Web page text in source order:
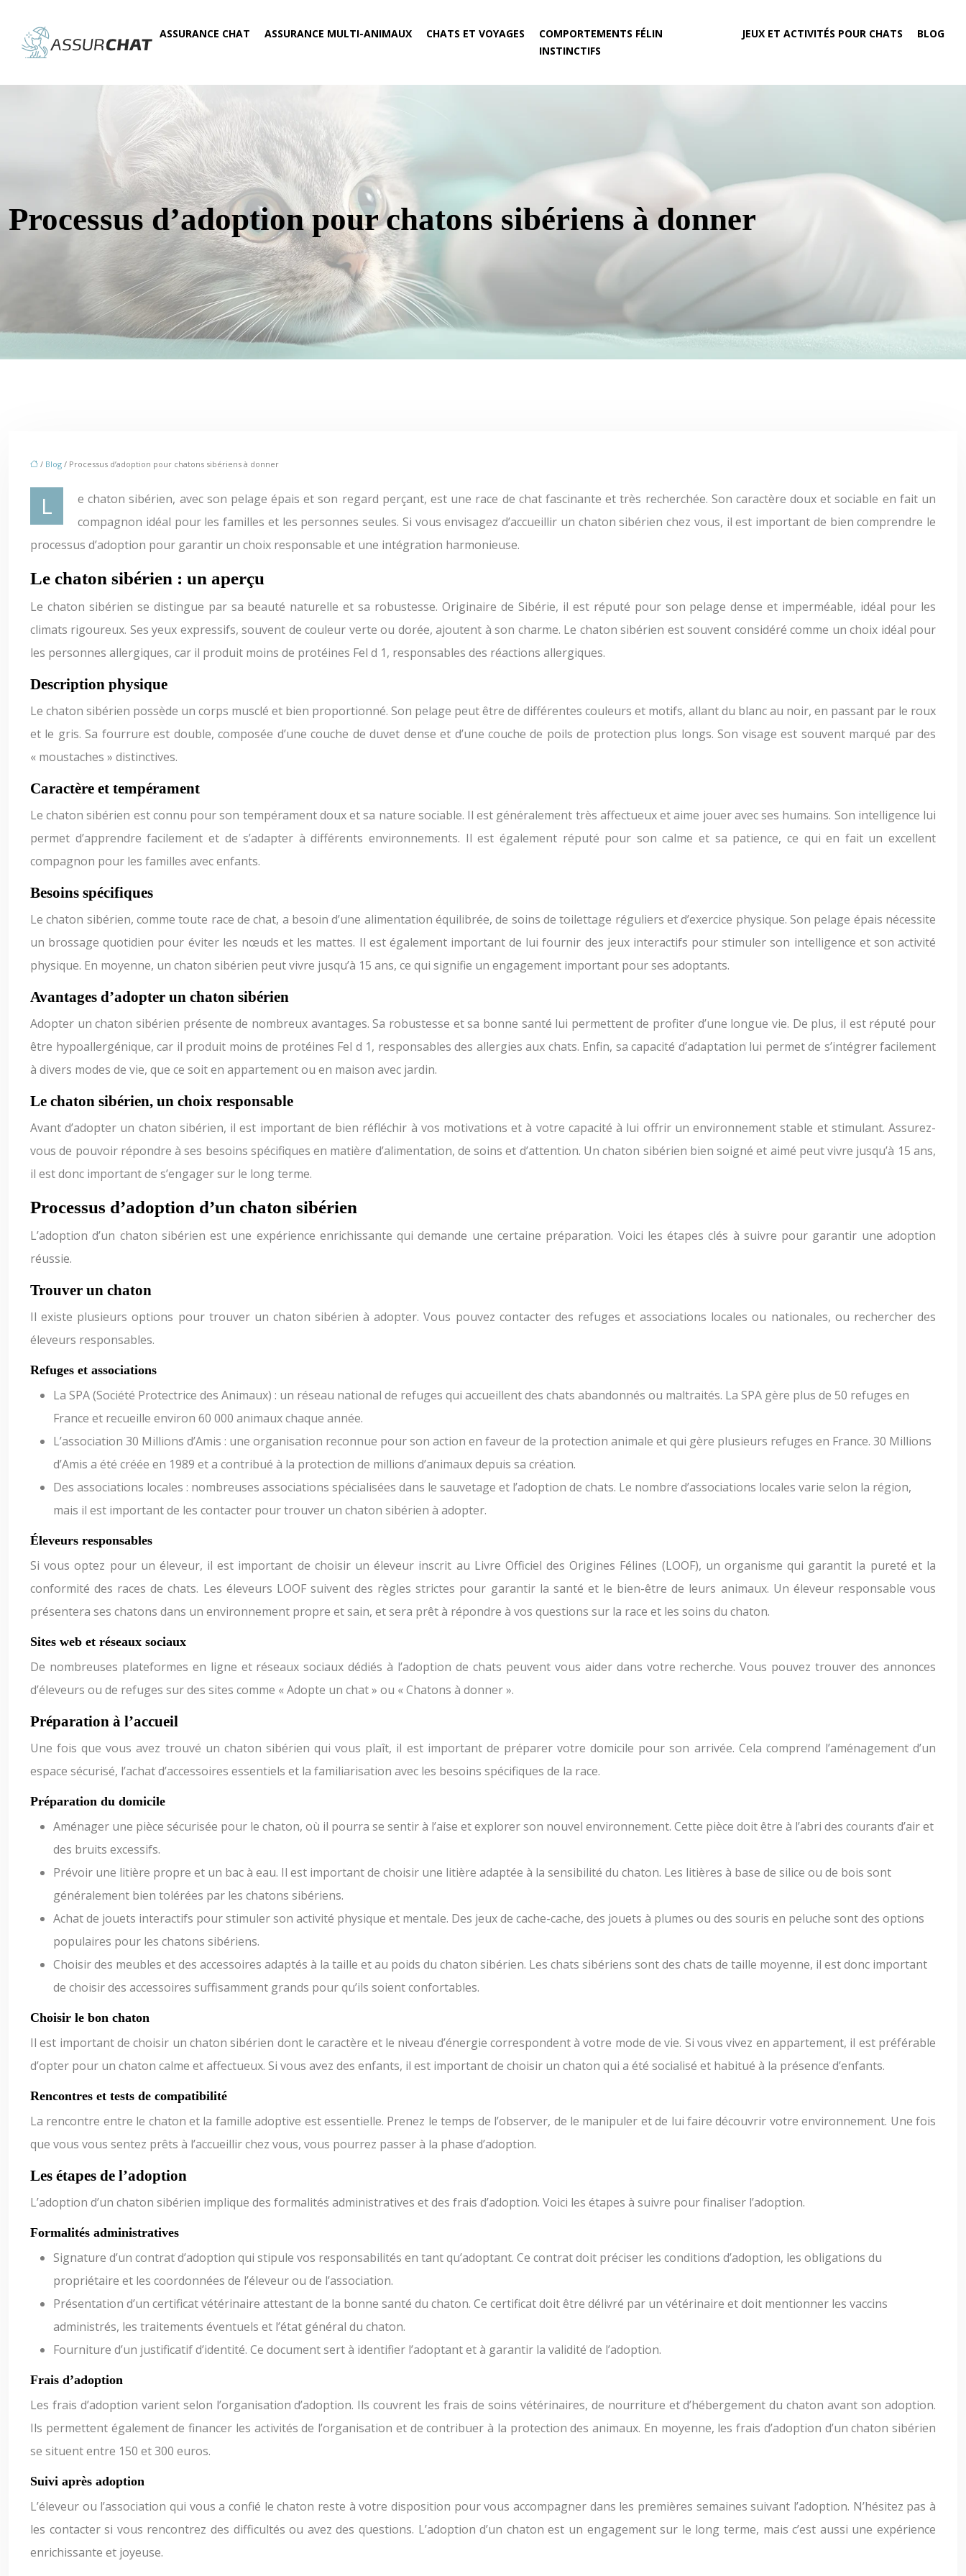
ASSURANCE CHAT ASSURANCE MULTI-ANIMAUX CHATS ET VOYAGES
COMPORTEMENTS FÉLIN
INSTINCTIFS
JEUX ET ACTIVITÉS POUR CHATS BLOG
Processus d’adoption pour chatons sibériens à donner
/ Blog / Processus d’adoption pour chatons sibériens à donner
Le chaton sibérien, avec son pelage épais et son regard perçant, est une race de chat fascinante et très recherchée. Son caractère doux et sociable en fait un
compagnon idéal pour les familles et les personnes seules. Si vous envisagez d’accueillir un chaton sibérien chez vous, il est important de bien comprendre le
processus d’adoption pour garantir un choix responsable et une intégration harmonieuse.
Le chaton sibérien : un aperçu
Le chaton sibérien se distingue par sa beauté naturelle et sa robustesse. Originaire de Sibérie, il est réputé pour son pelage dense et imperméable, idéal pour les
climats rigoureux. Ses yeux expressifs, souvent de couleur verte ou dorée, ajoutent à son charme. Le chaton sibérien est souvent considéré comme un choix idéal pour
les personnes allergiques, car il produit moins de protéines Fel d 1, responsables des réactions allergiques.
Description physique
Le chaton sibérien possède un corps musclé et bien proportionné. Son pelage peut être de différentes couleurs et motifs, allant du blanc au noir, en passant par le roux
et le gris. Sa fourrure est double, composée d’une couche de duvet dense et d’une couche de poils de protection plus longs. Son visage est souvent marqué par des
« moustaches » distinctives.
Caractère et tempérament
Le chaton sibérien est connu pour son tempérament doux et sa nature sociable. Il est généralement très affectueux et aime jouer avec ses humains. Son intelligence lui
permet d’apprendre facilement et de s’adapter à différents environnements. Il est également réputé pour son calme et sa patience, ce qui en fait un excellent
compagnon pour les familles avec enfants.
Besoins spécifiques
Le chaton sibérien, comme toute race de chat, a besoin d’une alimentation équilibrée, de soins de toilettage réguliers et d’exercice physique. Son pelage épais nécessite
un brossage quotidien pour éviter les nœuds et les mattes. Il est également important de lui fournir des jeux interactifs pour stimuler son intelligence et son activité
physique. En moyenne, un chaton sibérien peut vivre jusqu’à 15 ans, ce qui signifie un engagement important pour ses adoptants.
Avantages d’adopter un chaton sibérien
Adopter un chaton sibérien présente de nombreux avantages. Sa robustesse et sa bonne santé lui permettent de profiter d’une longue vie. De plus, il est réputé pour
être hypoallergénique, car il produit moins de protéines Fel d 1, responsables des allergies aux chats. Enfin, sa capacité d’adaptation lui permet de s’intégrer facilement
à divers modes de vie, que ce soit en appartement ou en maison avec jardin.
Le chaton sibérien, un choix responsable
Avant d’adopter un chaton sibérien, il est important de bien réfléchir à vos motivations et à votre capacité à lui offrir un environnement stable et stimulant. Assurez-
vous de pouvoir répondre à ses besoins spécifiques en matière d’alimentation, de soins et d’attention. Un chaton sibérien bien soigné et aimé peut vivre jusqu’à 15 ans,
il est donc important de s’engager sur le long terme.
Processus d’adoption d’un chaton sibérien
L’adoption d’un chaton sibérien est une expérience enrichissante qui demande une certaine préparation. Voici les étapes clés à suivre pour garantir une adoption
réussie.
Trouver un chaton
Il existe plusieurs options pour trouver un chaton sibérien à adopter. Vous pouvez contacter des refuges et associations locales ou nationales, ou rechercher des
éleveurs responsables.
Refuges et associations
La SPA (Société Protectrice des Animaux) : un réseau national de refuges qui accueillent des chats abandonnés ou maltraités. La SPA gère plus de 50 refuges en
France et recueille environ 60 000 animaux chaque année.
L’association 30 Millions d’Amis : une organisation reconnue pour son action en faveur de la protection animale et qui gère plusieurs refuges en France. 30 Millions
d’Amis a été créée en 1989 et a contribué à la protection de millions d’animaux depuis sa création.
Des associations locales : nombreuses associations spécialisées dans le sauvetage et l’adoption de chats. Le nombre d’associations locales varie selon la région,
mais il est important de les contacter pour trouver un chaton sibérien à adopter.
Éleveurs responsables
Si vous optez pour un éleveur, il est important de choisir un éleveur inscrit au Livre Officiel des Origines Félines (LOOF), un organisme qui garantit la pureté et la
conformité des races de chats. Les éleveurs LOOF suivent des règles strictes pour garantir la santé et le bien-être de leurs animaux. Un éleveur responsable vous
présentera ses chatons dans un environnement propre et sain, et sera prêt à répondre à vos questions sur la race et les soins du chaton.
Sites web et réseaux sociaux
De nombreuses plateformes en ligne et réseaux sociaux dédiés à l’adoption de chats peuvent vous aider dans votre recherche. Vous pouvez trouver des annonces
d’éleveurs ou de refuges sur des sites comme « Adopte un chat » ou « Chatons à donner ».
Préparation à l’accueil
Une fois que vous avez trouvé un chaton sibérien qui vous plaît, il est important de préparer votre domicile pour son arrivée. Cela comprend l’aménagement d’un
espace sécurisé, l’achat d’accessoires essentiels et la familiarisation avec les besoins spécifiques de la race.
Préparation du domicile
Aménager une pièce sécurisée pour le chaton, où il pourra se sentir à l’aise et explorer son nouvel environnement. Cette pièce doit être à l’abri des courants d’air et
des bruits excessifs.
Prévoir une litière propre et un bac à eau. Il est important de choisir une litière adaptée à la sensibilité du chaton. Les litières à base de silice ou de bois sont
généralement bien tolérées par les chatons sibériens.
Achat de jouets interactifs pour stimuler son activité physique et mentale. Des jeux de cache-cache, des jouets à plumes ou des souris en peluche sont des options
populaires pour les chatons sibériens.
Choisir des meubles et des accessoires adaptés à la taille et au poids du chaton sibérien. Les chats sibériens sont des chats de taille moyenne, il est donc important
de choisir des accessoires suffisamment grands pour qu’ils soient confortables.
Choisir le bon chaton
Il est important de choisir un chaton sibérien dont le caractère et le niveau d’énergie correspondent à votre mode de vie. Si vous vivez en appartement, il est préférable
d’opter pour un chaton calme et affectueux. Si vous avez des enfants, il est important de choisir un chaton qui a été socialisé et habitué à la présence d’enfants.
Rencontres et tests de compatibilité
La rencontre entre le chaton et la famille adoptive est essentielle. Prenez le temps de l’observer, de le manipuler et de lui faire découvrir votre environnement. Une fois
que vous vous sentez prêts à l’accueillir chez vous, vous pourrez passer à la phase d’adoption.
Les étapes de l’adoption
L’adoption d’un chaton sibérien implique des formalités administratives et des frais d’adoption. Voici les étapes à suivre pour finaliser l’adoption.
Formalités administratives
Signature d’un contrat d’adoption qui stipule vos responsabilités en tant qu’adoptant. Ce contrat doit préciser les conditions d’adoption, les obligations du
propriétaire et les coordonnées de l’éleveur ou de l’association.
Présentation d’un certificat vétérinaire attestant de la bonne santé du chaton. Ce certificat doit être délivré par un vétérinaire et doit mentionner les vaccins
administrés, les traitements éventuels et l’état général du chaton.
Fourniture d’un justificatif d’identité. Ce document sert à identifier l’adoptant et à garantir la validité de l’adoption.
Frais d’adoption
Les frais d’adoption varient selon l’organisation d’adoption. Ils couvrent les frais de soins vétérinaires, de nourriture et d’hébergement du chaton avant son adoption.
Ils permettent également de financer les activités de l’organisation et de contribuer à la protection des animaux. En moyenne, les frais d’adoption d’un chaton sibérien
se situent entre 150 et 300 euros.
Suivi après adoption
L’éleveur ou l’association qui vous a confié le chaton reste à votre disposition pour vous accompagner dans les premières semaines suivant l’adoption. N’hésitez pas à
les contacter si vous rencontrez des difficultés ou avez des questions. L’adoption d’un chaton est un engagement sur le long terme, mais c’est aussi une expérience
enrichissante et joyeuse.